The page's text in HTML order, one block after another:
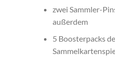
zwei Sammler-
außerdem
5 Boosterpacks